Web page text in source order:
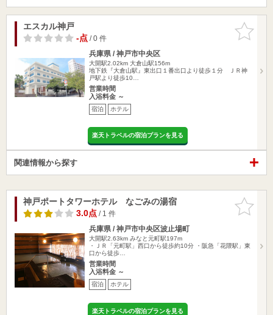
お気に入
りに追加
エスカル神戸
-点/ 0 件
兵庫県 / 神戸市中央区
大開駅2.02km 大倉山駅156m
地下鉄『大倉山駅』東出口１番出口より徒歩１分 ＪＲ神
戸駅より徒歩10…
営業時間
入浴料金 ～
宿泊 ホテル
楽天トラベルの宿泊プランを見る
関連情報から探す
お気に入
りに追加
神戸ポートタワーホテル なごみの湯宿
3.0点/ 1 件
兵庫県 / 神戸市中央区波止場町
大開駅2.63km みなと元町駅197m
・ＪＲ「元町駅」西口から徒歩約10分 ・阪急「花隈駅」東
口から徒歩…
営業時間
入浴料金 ～
宿泊 ホテル
楽天トラベルの宿泊プランを見る